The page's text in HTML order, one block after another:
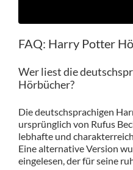
FAQ: Harry Potter
Wer liest die
Hörbücher?
Die deutschsprachigen
ursprünglich von Rufus
lebhafte und
Eine alternative Version
eingelesen, der für seine